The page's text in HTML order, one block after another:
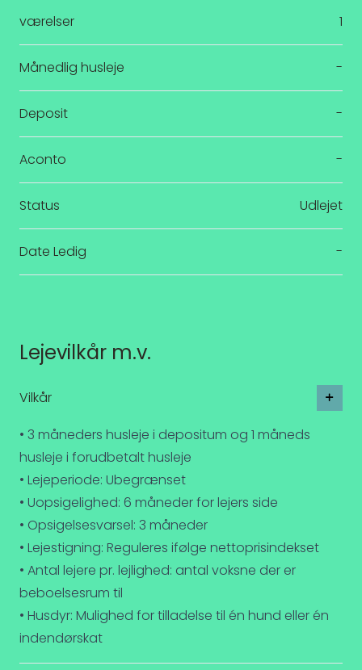
værelser 1
Månedlig husleje -
Deposit -
Aconto -
Status Udlejet
Date Ledig -
Lejevilkår m.v.
Vilkår
• 3 måneders husleje i depositum og 1 måneds
husleje i forudbetalt husleje
• Lejeperiode: Ubegrænset
• Uopsigelighed: 6 måneder for lejers side
• Opsigelsesvarsel: 3 måneder
• Lejestigning: Reguleres ifølge nettoprisindekset
• Antal lejere pr. lejlighed: antal voksne der er
beboelsesrum til
• Husdyr: Mulighed for tilladelse til én hund eller én
indendørskat